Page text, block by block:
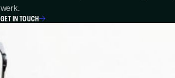
werk.
GET IN TOUCH